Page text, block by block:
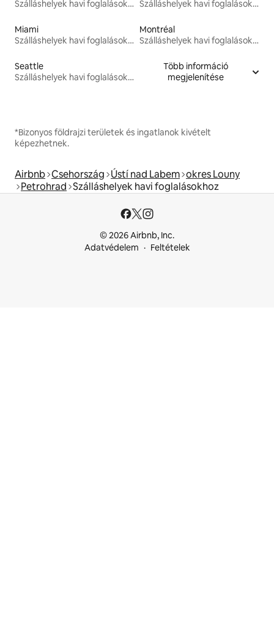
Szálláshelyek havi foglalásokhoz Szálláshelyek havi foglalásokhoz
Miami
Szálláshelyek havi foglalásokhoz
Montréal
Szálláshelyek havi foglalásokhoz
Seattle
Szálláshelyek havi foglalásokhoz
Több információ
megjelenítése
*Bizonyos földrajzi területek és ingatlanok kivételt
képezhetnek.
Airbnb Csehország Ústí nad Labem okres Louny
Petrohrad Szálláshelyek havi foglalásokhoz
© 2026 Airbnb, Inc.
Adatvédelem
Feltételek